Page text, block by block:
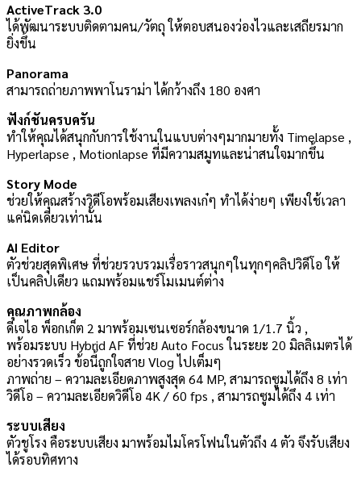
ActiveTrack 3.0
ได้พัฒนาระบบติดตามคน/วัตถุ ให้ตอบสนองว่องไวและเสถียรมาก
ยิ่งขึ้น
Panorama
สามารถถ่ายภาพพาโนราม่า ได้กว้างถึง 180 องศา
ฟังก์ชันครบครัน
ทำให้คุณได้สนุกกับการใช้งานในแบบต่างๆมากมายทั้ง Timelapse ,
Hyperlapse , Motionlapse ที่มีความสมูทและน่าสนใจมากขึ้น
Story Mode
ช่วยให้คุณสร้างวิดีโอพร้อมเสียงเพลงเก๋ๆ ทำได้ง่ายๆ เพียงใช้เวลา
แค่นิดเดียวเท่านั้น
AI Editor
ตัวช่วยสุดพิเศษ ที่ช่วยรวบรวมเรื่อราวสนุกๆในทุกๆคลิปวิดีโอ ให้
เป็นคลิปเดียว แถมพร้อมแชร์โมเมนต์ต่าง
คุณภาพกล้อง
ดีเจไอ พ็อกเก็ต 2 มาพร้อมเซนเซอร์กล้องขนาด 1/1.7 นิ้ว ,
พร้อมระบบ Hybrid AF ที่ช่วย Auto Focus ในระยะ 20 มิลลิเมตรได้
อย่างรวดเร็ว ข้อนี้ถูกใจสาย Vlog ไปเต็มๆ
ภาพถ่าย – ความละเอียดภาพสูงสุด 64 MP, สามารถซูมได้ถึง 8 เท่า
วิดีโอ – ความละเอียดวิดีโอ 4K / 60 fps , สามารถซูมได้ถึง 4 เท่า
ระบบเสียง
ตัวชูโรง คือระบบเสียง มาพร้อมไมโครโฟนในตัวถึง 4 ตัว จึงรับเสียง
ได้รอบทิศทาง